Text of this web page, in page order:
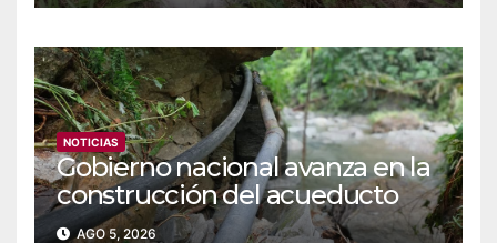
NOTICIAS
‎Gobierno nacional avanza en la
construcción del acueducto
Las Lajas en Yaracuy
AGO 5, 2026